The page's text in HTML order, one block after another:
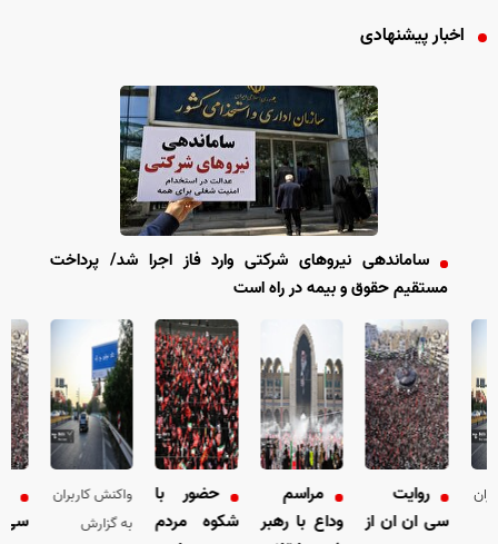
اخبار پیشنهادی
ساماندهی نیروهای شرکتی وارد فاز اجرا شد/ پرداخت
مستقیم حقوق و بیمه در راه است
روایت
سی ان ان از
مراسم
وداع با رهبر
حضور با
شکوه مردم
واکنش کاربران
به گزارش
سی